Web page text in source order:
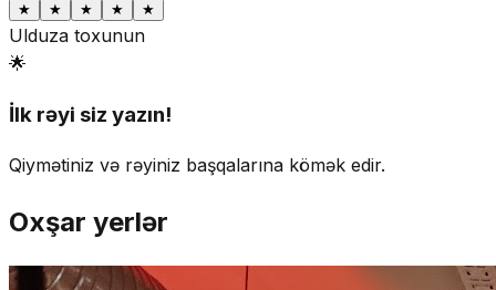
★ ★ ★ ★ ★
Ulduza toxunun
🌟
İlk rəyi siz yazın!
Qiymətiniz və rəyiniz başqalarına kömək edir.
Oxşar yerlər